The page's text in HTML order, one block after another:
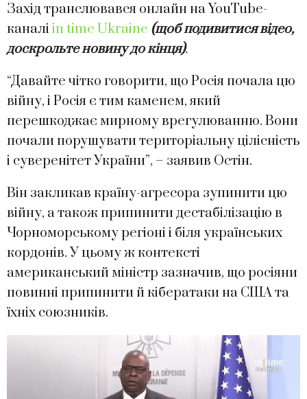
Захід транслювався онлайн на YouTube-
каналі in time Ukraine (щоб подивитися відео,
доскрольте новину до кінця).
“Давайте чітко говорити, що Росія почала цю
війну, і Росія є тим каменем, який
перешкоджає мирному врегулюванню. Вони
почали порушувати територіальну цілісність
і суверенітет України”, – заявив Остін.
Він закликав країну-агресора зупинити цю
війну, а також припинити дестабілізацію в
Чорноморському регіоні і біля українських
кордонів. У цьому ж контексті
американський міністр зазначив, що росіяни
повинні припинити й кібератаки на США та
їхніх союзників.